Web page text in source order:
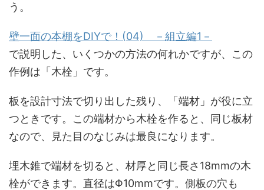
う。
壁一面の本棚をDIYで！(04) －組立編1－
で説明した、いくつかの方法の何れかですが、この
作例は「木栓」です。
板を設計寸法で切り出した残り、「端材」が役に立
つときです。この端材から木栓を作ると、同じ板材
なので、見た目のなじみは最良になります。
埋木錐で端材を切ると、材厚と同じ長さ18mmの木
栓ができます。直径はΦ10mmです。側板の穴も